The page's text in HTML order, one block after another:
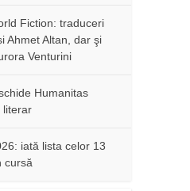
Fiction: traduceri
Ahmet Altan, dar şi
Venturini
Humanitas
literar
iată lista celor 13
cursă